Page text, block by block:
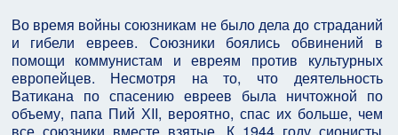
Во время войны союзникам не было дела до страданий
и гибели евреев. Союзники боялись обвинений в
помощи коммунистам и евреям против культурных
европейцев. Несмотря на то, что деятельность
Ватикана по спасению евреев была ничтожной по
объему, папа Пий ХII, вероятно, спас их больше, чем